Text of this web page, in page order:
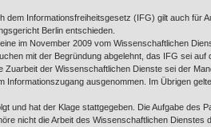
dem Informationsfreiheitsgesetz (IFG) gilt auch für
Berlin entschieden.
im November 2009 vom Wissenschaftlichen
mit der Begründung abgelehnt, das IFG sei auf
Zuarbeit der Wissenschaftlichen Dienste sei der
Informationszugang ausgenommen. Im Übrigen
und hat der Klage stattgegeben. Die Aufgabe des
nicht die Arbeit des Wissenschaftlichen Dienstes